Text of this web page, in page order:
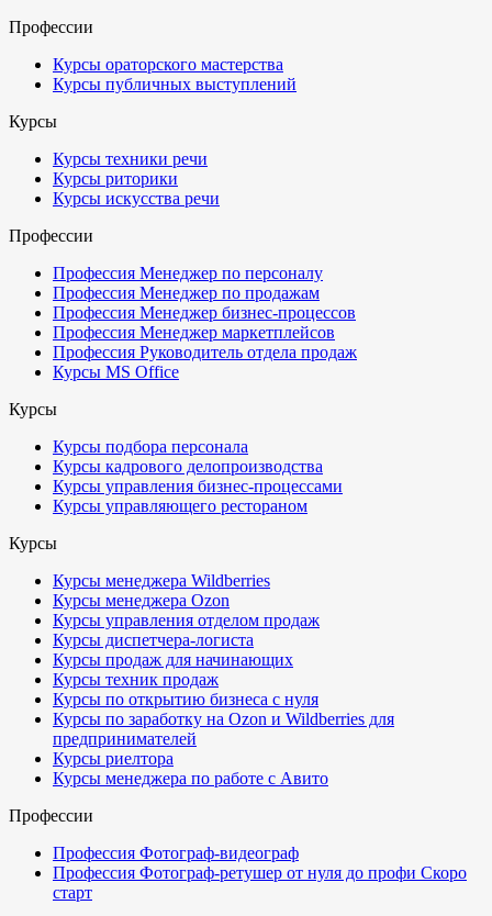
Профессии
Курсы ораторского мастерства
Курсы публичных выступлений
Курсы
Курсы техники речи
Курсы риторики
Курсы искусства речи
Профессии
Профессия Менеджер по персоналу
Профессия Менеджер по продажам
Профессия Менеджер бизнес-процессов
Профессия Менеджер маркетплейсов
Профессия Руководитель отдела продаж
Курсы MS Office
Курсы
Курсы подбора персонала
Курсы кадрового делопроизводства
Курсы управления бизнес-процессами
Курсы управляющего рестораном
Курсы
Курсы менеджера Wildberries
Курсы менеджера Ozon
Курсы управления отделом продаж
Курсы диспетчера-логиста
Курсы продаж для начинающих
Курсы техник продаж
Курсы по открытию бизнеса с нуля
Курсы по заработку на Ozon и Wildberries для
предпринимателей
Курсы риелтора
Курсы менеджера по работе с Авито
Профессии
Профессия Фотограф-видеограф
Профессия Фотограф-ретушер от нуля до профи Скоро
старт